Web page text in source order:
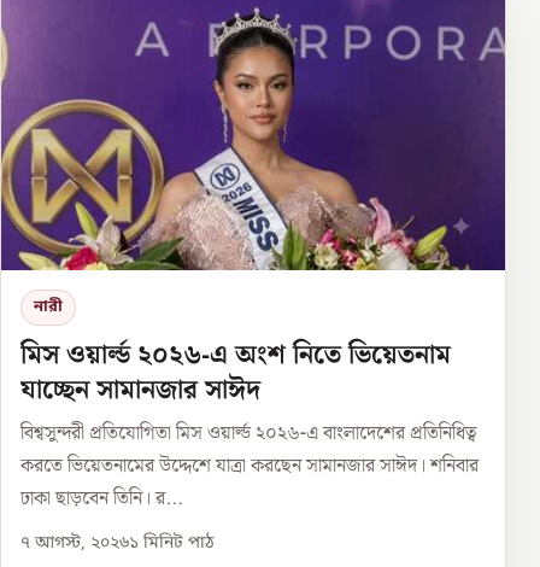
নারী
মিস ওয়ার্ল্ড ২০২৬-এ অংশ নিতে ভিয়েতনাম
যাচ্ছেন সামানজার সাঈদ
বিশ্বসুন্দরী প্রতিযোগিতা মিস ওয়ার্ল্ড ২০২৬-এ বাংলাদেশের প্রতিনিধিত্ব
করতে ভিয়েতনামের উদ্দেশে যাত্রা করছেন সামানজার সাঈদ। শনিবার
ঢাকা ছাড়বেন তিনি। র...
৭ আগস্ট, ২০২৬১ মিনিট পাঠ